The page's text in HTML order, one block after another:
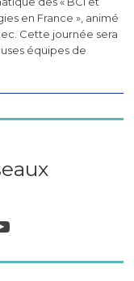
en France », animé
Cette journée sera
équipes de